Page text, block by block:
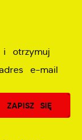
i otrzymuj
e-mail